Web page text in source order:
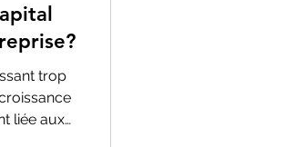
trop
liée aux